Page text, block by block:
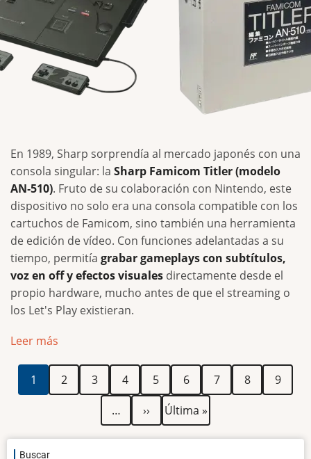
En 1989, Sharp sorprendía al mercado japonés con una
consola singular: la Sharp Famicom Titler (modelo
AN‑510). Fruto de su colaboración con Nintendo, este
dispositivo no solo era una consola compatible con los
cartuchos de Famicom, sino también una herramienta
de edición de vídeo. Con funciones adelantadas a su
tiempo, permitía grabar gameplays con subtítulos,
voz en off y efectos visuales directamente desde el
propio hardware, mucho antes de que el streaming o
los Let's Play existieran.
Leer más
Paginación
Página
actual
1 Página
2 Página
3 Página
4 Página
5 Página
6 Página
7 Página
8 Página
9
…
Siguiente
página
››
Última
página
Última »
Buscar